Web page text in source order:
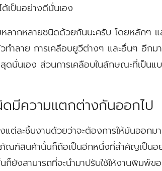
เป็นอย่างดีนั่นเอง
ลากหลายชนิดด้วยกันนะครับ โดยหลักๆ แ
ทำลาย การเคลือบยูวีต่างๆ และอื่นๆ อีกม
ดนั่นเอง ส่วนการเคลือบในลักษณะที่เป็น
ดมีความแตกต่างกันออกไป
แต่ละชิ้นงานด้วยว่าจะต้องการให้มันออก
ณฑ์สินค้านั้นก็ถือเป็นอีกหนึ่งที่สำคัญเป็นอย่
ยังสามารถที่จะนำมาปรับใช้ให้งานพิมพ์